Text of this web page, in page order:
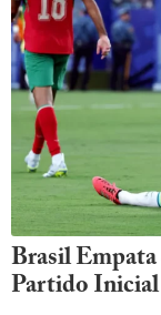
Brasil Empata
Partido